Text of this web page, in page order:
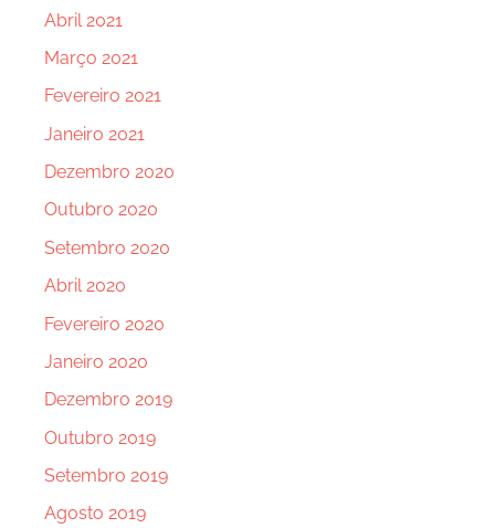
Abril 2021
Março 2021
Fevereiro 2021
Janeiro 2021
Dezembro 2020
Outubro 2020
Setembro 2020
Abril 2020
Fevereiro 2020
Janeiro 2020
Dezembro 2019
Outubro 2019
Setembro 2019
Agosto 2019